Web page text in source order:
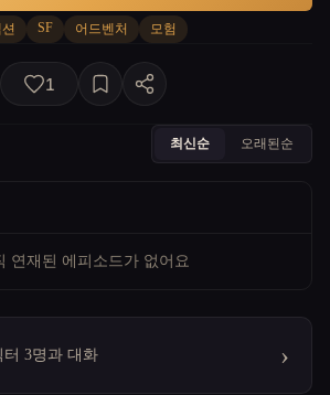
SF 어드벤처 모험
1
최신순 오래된순
연재된 에피소드가 없어요
터 3명과 대화 ›